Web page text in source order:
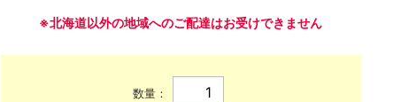
※北海道以外の地域へのご配達はお受けできません
数量：